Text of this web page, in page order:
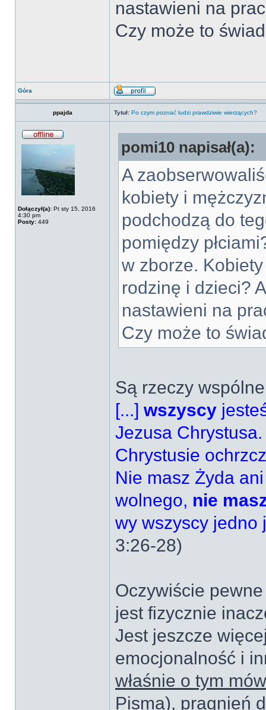
nastawieni na
Czy może to
Góra
ppajda Tytuł: Po czym poznać ludzi prawdziwie wierzących?
Dołączył(a): Pt sty 15, 2016
4:30 pm
Posty: 449
pomi10 napisał(a):
A
kobiety i
podchodzą do
pomiędzy
w zborze.
rodzinę i dzieci?
nastawieni na
Czy może to
Są rzeczy
[...] wszyscy
Jezusa
Chrystusie
Nie masz Żyda
wolnego, nie
wy wszyscy jedno
3:26-28)
Oczywiście
jest fizycznie
Jest jeszcze
emocjonalność i
właśnie o tym
Pisma), pragnień